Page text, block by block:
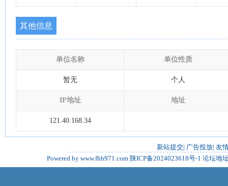
其他信息
单位名称 单位性质
暂无 个人
IP地址 地址
121.40.168.34
新站提交| 广告投放| 友
Powered by www.fhb971.com 陕ICP备2024023618号-1 论坛地